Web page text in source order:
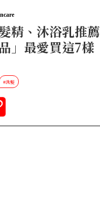
精、沐浴乳推
」最愛買這7樣
#洗髮